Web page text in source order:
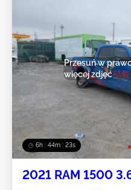
6h : 44m : 20s
Przesuń w
więcej zdjęć
2021 RAM 1500